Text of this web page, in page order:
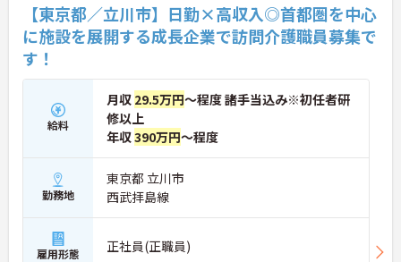
【東京都／立川市】日勤×高収入◎首都圏を中心
に施設を展開する成長企業で訪問介護職員募集で
す！
給料
月収 29.5万円～程度 諸手当込み※初任者研
修以上
年収390万円～程度
勤務地
東京都 立川市
西武拝島線
雇用形態 正社員(正職員)